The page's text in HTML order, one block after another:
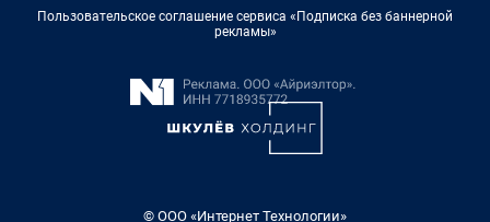
Пользовательское соглашение сервиса «Подписка без баннерной
рекламы»
© ООО «Интернет Технологии»